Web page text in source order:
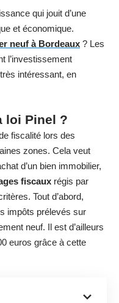
qui jouit d’une
et économique.
neuf à Bordeaux ? Les
l’investissement
intéressant, en
loi Pinel ?
fiscalité lors des
zones. Cela veut
d’un bien immobilier,
fiscaux régis par
Tout d’abord,
impôts prélevés sur
neuf. Il est d’ailleurs
euros grâce à cette